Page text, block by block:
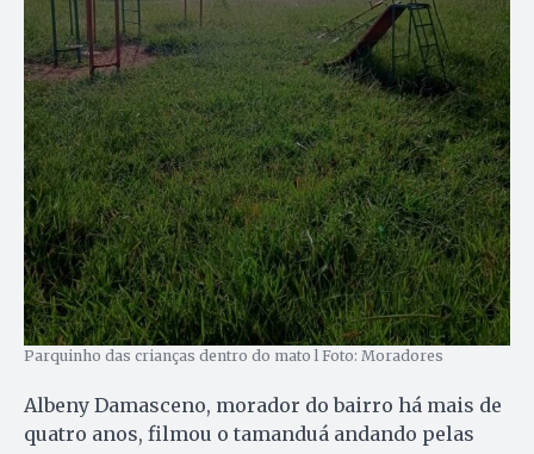
Parquinho das crianças dentro do mato l Foto: Moradores
Albeny Damasceno, morador do bairro há mais de
quatro anos, filmou o tamanduá andando pelas